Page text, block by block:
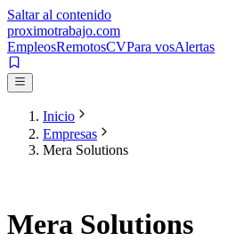
Saltar al contenido
proximotrabajo.com
EmpleosRemotosCVPara vosAlertas
Inicio
Empresas
Mera Solutions
Mera Solutions